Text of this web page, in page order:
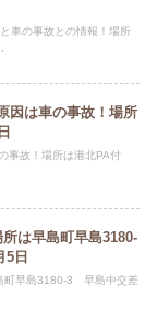
車の事故との情報！場所
因は車の事故！場所
事故！場所は港北PA付
は早島町早島3180-
日
町早島3180-3 早島中交差